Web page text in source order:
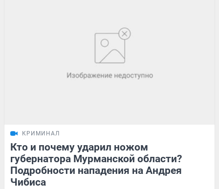
КРИМИНАЛ
Кто и почему ударил ножом
губернатора Мурманской области?
Подробности нападения на Андрея
Чибиса